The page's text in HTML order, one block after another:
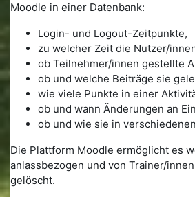
Moodle in einer Datenbank:
Login- und Logout-Zeitpunkte,
zu welcher Zeit die Nutzer/
ob Teilnehmer/innen gestellte
ob und welche Beiträge sie
wie viele Punkte in einer
ob und wann Änderungen an
ob und wie sie in
Die Plattform Moodle ermöglicht es
anlassbezogen und von Trainer/
gelöscht.